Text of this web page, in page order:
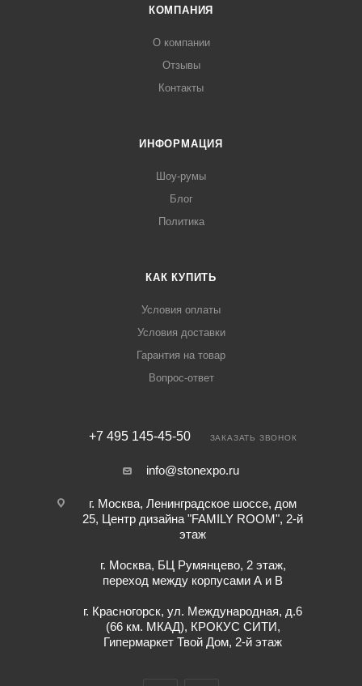
КОМПАНИЯ
О компании
Отзывы
Контакты
ИНФОРМАЦИЯ
Шоу-румы
Блог
Политика
КАК КУПИТЬ
Условия оплаты
Условия доставки
Гарантия на товар
Вопрос-ответ
+7 495 145-45-50 ЗАКАЗАТЬ ЗВОНОК
info@stonexpo.ru
г. Москва, Ленинградское шоссе, дом
25, Центр дизайна "FAMILY ROOM", 2-й
этаж
г. Москва, БЦ Румянцево, 2 этаж,
переход между корпусами А и В
г. Красногорск, ул. Международная, д.6
(66 км. МКАД), КРОКУС СИТИ,
Гипермаркет Твой Дом, 2-й этаж